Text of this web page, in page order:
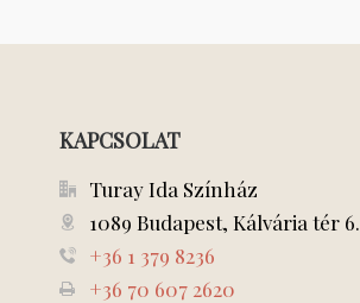
KAPCSOLAT
Turay Ida Színház
1089 Budapest, Kálvária tér 6.
+36 1 379 8236
+36 70 607 2620